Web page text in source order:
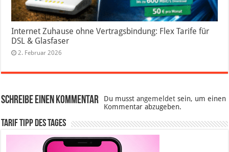
Internet Zuhause ohne Vertragsbindung: Flex Tarife für
DSL & Glasfaser
2. Februar 2026
Schreibe einen Kommentar Du musstangemeldet sein, um einen
Kommentar abzugeben.
Tarif Tipp des Tages